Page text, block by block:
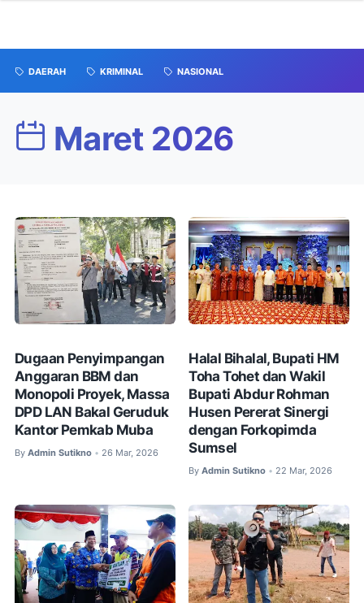
DAERAH KRIMINAL NASIONAL
Maret 2026
Dugaan Penyimpangan
Anggaran BBM dan
Monopoli Proyek, Massa
DPD LAN Bakal Geruduk
Kantor Pemkab Muba
By Admin Sutikno • 26 Mar, 2026
Halal Bihalal, Bupati HM
Toha Tohet dan Wakil
Bupati Abdur Rohman
Husen Pererat Sinergi
dengan Forkopimda
Sumsel
By Admin Sutikno • 22 Mar, 2026